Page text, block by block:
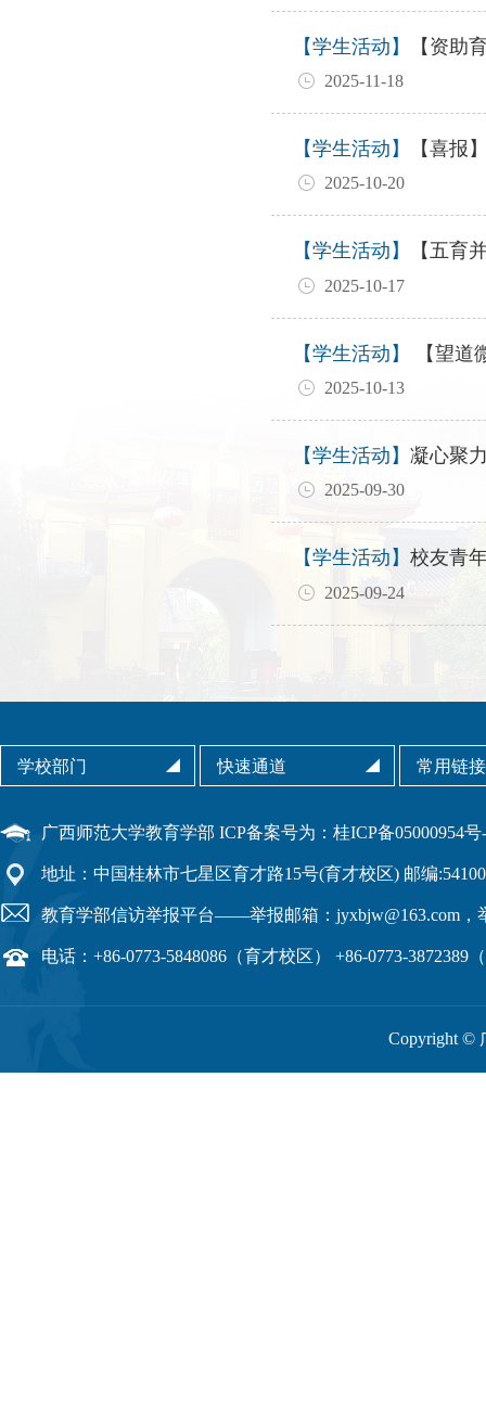
【学生活动】 【资助
2025-11-18
【学生活动】 【喜报】
2025-10-20
【学生活动】 【五育
2025-10-17
【学生活动】 【望道
2025-10-13
【学生活动】 凝心聚
2025-09-30
【学生活动】 校友青
2025-09-24
广西师范大学教育学部 ICP备案号为：桂ICP备05000954号
地址：中国桂林市七星区育才路15号(育才校区) 邮编
教育学部信访举报平台——举报邮箱：jyxbjw@163.com，
电话：+86-0773-5848086（育才校区） +86-0773-3872389
Copyright ©